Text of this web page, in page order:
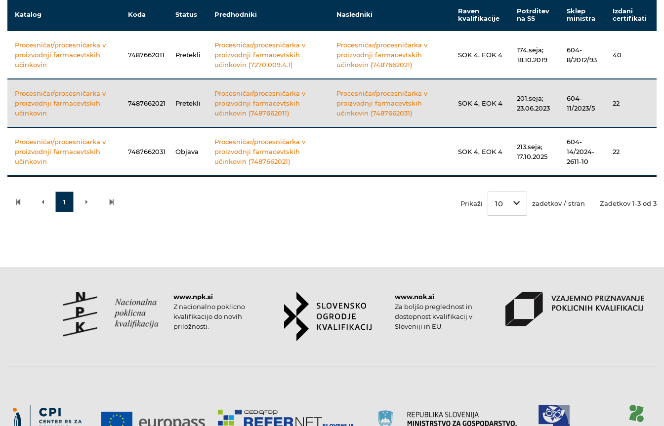
Katalog Koda Status Predhodniki Nasledniki
Raven
kvalifikacije
Potrditev
na SS
Sklep
ministra
Izdani
certifikati
Procesničar/procesničarka v
proizvodnji farmacevtskih
učinkovin
7487662011 Pretekli
Procesničar/procesničarka v
proizvodnji farmacevtskih
učinkovin (7270.009.4.1)
Procesničar/procesničarka v
proizvodnji farmacevtskih
učinkovin (7487662021)
SOK 4, EOK 4
174.seja;
18.10.2019
604-
8/2012/93
40
Procesničar/procesničarka v
proizvodnji farmacevtskih
učinkovin
7487662021 Pretekli
Procesničar/procesničarka v
proizvodnji farmacevtskih
učinkovin (7487662011)
Procesničar/procesničarka v
proizvodnji farmacevtskih
učinkovin (7487662031)
SOK 4, EOK 4
201.seja;
23.06.2023
604-
11/2023/5
22
Procesničar/procesničarka v
proizvodnji farmacevtskih
učinkovin
7487662031 Objava
Procesničar/procesničarka v
proizvodnji farmacevtskih
učinkovin (7487662021)
SOK 4, EOK 4
213.seja;
17.10.2025
604-
14/2024-
2611-10
22
1 Prikaži 10 zadetkov / stran Zadetkov 1-3 od 3
www.npk.si
Z nacionalno poklicno
kvalifikacijo do novih
priložnosti.
www.nok.si
Za boljšo preglednost in
dostopnost kvalifikacij v
Sloveniji in EU.